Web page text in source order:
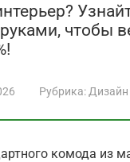
чтобы
Рубрика: Дизайн
комода из